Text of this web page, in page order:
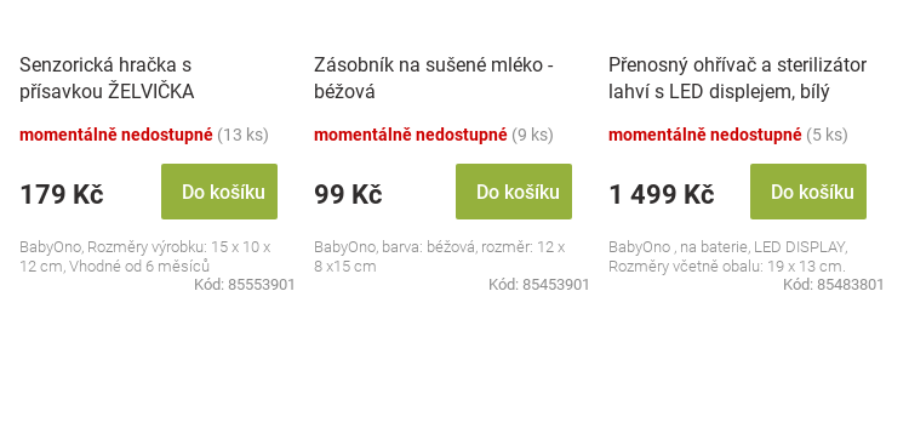
Senzorická hračka s
přísavkou ŽELVIČKA
momentálně nedostupné (13 ks)
179 Kč Do košíku
BabyOno, Rozměry výrobku: 15 x 10 x
12 cm, Vhodné od 6 měsíců
Kód: 85553901
Zásobník na sušené mléko -
béžová
momentálně nedostupné (9 ks)
99 Kč Do košíku
BabyOno, barva: béžová, rozměr: 12 x
8 x15 cm
Kód: 85453901
Přenosný ohřívač a sterilizátor
lahví s LED displejem, bílý
momentálně nedostupné (5 ks)
1 499 Kč Do košíku
BabyOno , na baterie, LED DISPLAY,
Rozměry včetně obalu: 19 x 13 cm.
Kód: 85483801